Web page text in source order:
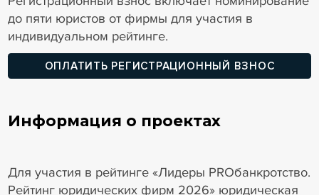
до пяти юристов от фирмы для участия в
индивидуальном рейтинге.
ОПЛАТИТЬ РЕГИСТРАЦИОННЫЙ ВЗНОС
Информация о проектах
Для участия в рейтинге «Лидеры PROбанкротство.
Рейтинг юридических фирм 2026» юридическая